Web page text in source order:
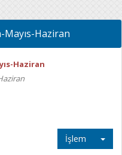
Mayıs-Haziran
Haziran
İşlem